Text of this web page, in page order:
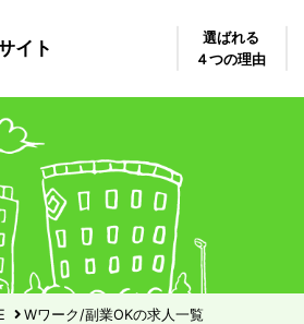
イト
選ばれる
４つの理由
Wワーク/副業OKの求人一覧